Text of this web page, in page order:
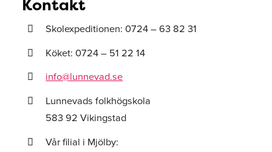
Kontakt
Skolexpeditionen: 0724 – 63 82 31
Köket: 0724 – 51 22 14
info@lunnevad.se
Lunnevads folkhögskola
583 92 Vikingstad
Vår filial i Mjölby: